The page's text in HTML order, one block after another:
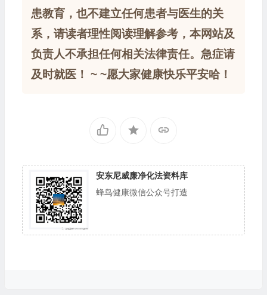
患教育，也不建立任何患者与医生的关
系，请读者理性阅读理解参考，本网站及
负责人不承担任何相关法律责任。急症请
及时就医！ ~ ~愿大家健康快乐平安哈！
安东尼威廉净化法资料库
蜂鸟健康微信公众号打造